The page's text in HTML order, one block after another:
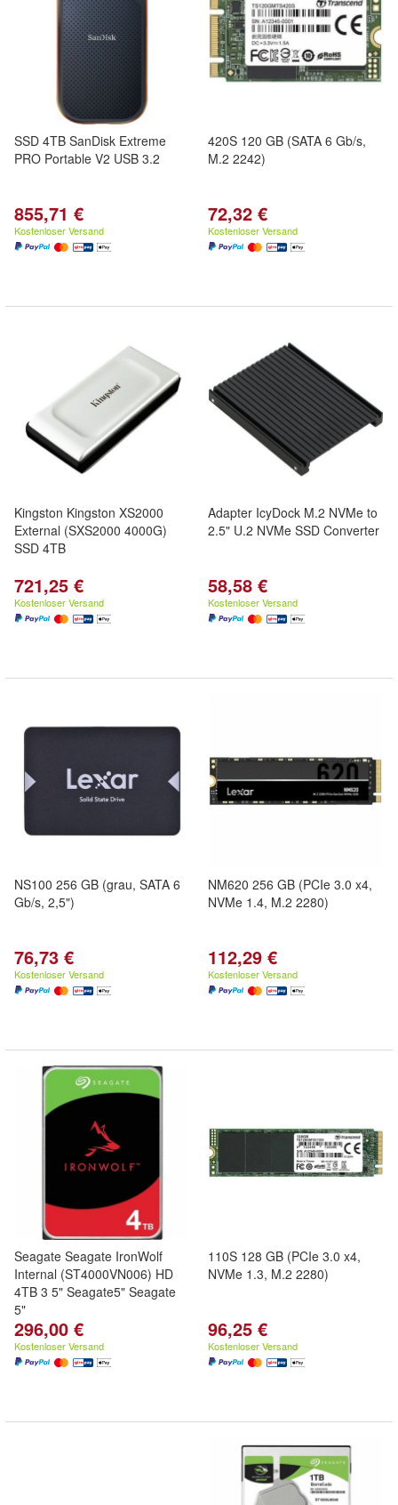
SSD 4TB SanDisk Extreme
PRO Portable V2 USB 3.2
855,71 €
Kostenloser Versand
420S 120 GB (SATA 6 Gb/s,
M.2 2242)
72,32 €
Kostenloser Versand
Kingston Kingston XS2000
External (SXS2000 4000G)
SSD 4TB
721,25 €
Kostenloser Versand
Adapter IcyDock M.2 NVMe to
2.5" U.2 NVMe SSD Converter
58,58 €
Kostenloser Versand
NS100 256 GB (grau, SATA 6
Gb/s, 2,5")
76,73 €
Kostenloser Versand
NM620 256 GB (PCIe 3.0 x4,
NVMe 1.4, M.2 2280)
112,29 €
Kostenloser Versand
Seagate Seagate IronWolf
Internal (ST4000VN006) HD
4TB 3 5" Seagate5" Seagate
5"
296,00 €
Kostenloser Versand
110S 128 GB (PCIe 3.0 x4,
NVMe 1.3, M.2 2280)
96,25 €
Kostenloser Versand